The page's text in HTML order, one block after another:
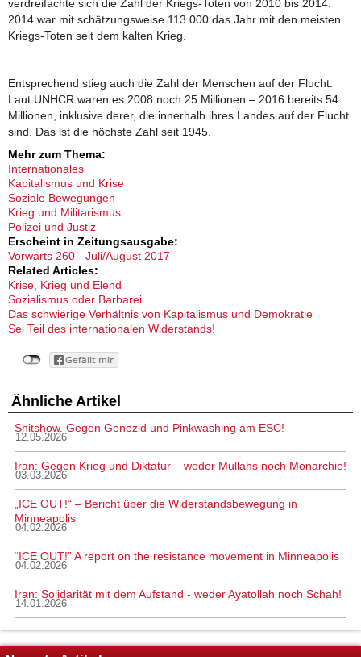
verdreifachte sich die Zahl der Kriegs-Toten von 2010 bis 2014.
2014 war mit schätzungsweise 113.000 das Jahr mit den meisten
Kriegs-Toten seit dem kalten Krieg.
Entsprechend stieg auch die Zahl der Menschen auf der Flucht.
Laut UNHCR waren es 2008 noch 25 Millionen – 2016 bereits 54
Millionen, inklusive derer, die innerhalb ihres Landes auf der Flucht
sind. Das ist die höchste Zahl seit 1945.
Mehr zum Thema:
Internationales
Kapitalismus und Krise
Soziale Bewegungen
Krieg und Militarismus
Polizei und Justiz
Erscheint in Zeitungsausgabe:
Vorwärts 260 - Juli/August 2017
Related Articles:
Krise, Krieg und Elend
Sozialismus oder Barbarei
Das schwierige Verhältnis von Kapitalismus und Demokratie
Sei Teil des internationalen Widerstands!
Ähnliche Artikel
Shitshow. Gegen Genozid und Pinkwashing am ESC!
12.05.2026
Iran: Gegen Krieg und Diktatur – weder Mullahs noch Monarchie!
03.03.2026
„ICE OUT!“ – Bericht über die Widerstandsbewegung in
Minneapolis
04.02.2026
“ICE OUT!” A report on the resistance movement in Minneapolis
04.02.2026
Iran: Solidarität mit dem Aufstand - weder Ayatollah noch Schah!
14.01.2026